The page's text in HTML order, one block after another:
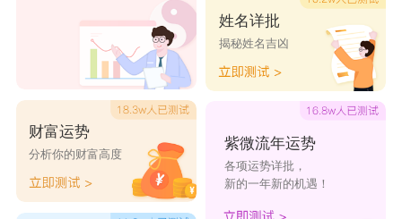
天蝎座 谈一场不分手的恋爱，你什么
都不用做，爱天蝎就好了。天蝎座是很专一的星
，认定一个人就是认定这个人一辈子，只要你
爱，他们一直在。
射手座
如果想和射手座谈一场不分手的恋爱，你需要
财富运势
分析你的财富高度
姓名详批
揭秘姓名吉凶
紫微流年运势
各项运势详批，
新的一年新的机遇！